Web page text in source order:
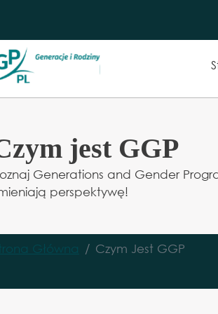
jest GGP
Generations and Gender
perspektywę!
Główna Czym Jest GGP